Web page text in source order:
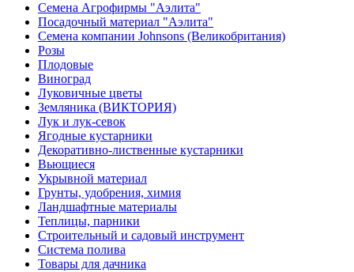
Семена Агрофирмы "Аэлита"
Посадочный материал "Аэлита"
Семена компании Johnsons (Великобритания)
Розы
Плодовые
Виноград
Луковичные цветы
Земляника (ВИКТОРИЯ)
Лук и лук-севок
Ягодные кустарники
Декоративно-лиственные кустарники
Вьющиеся
Укрывной материал
Грунты, удобрения, химия
Ландшафтные материалы
Теплицы, парники
Строительный и садовый инструмент
Система полива
Товары для дачника